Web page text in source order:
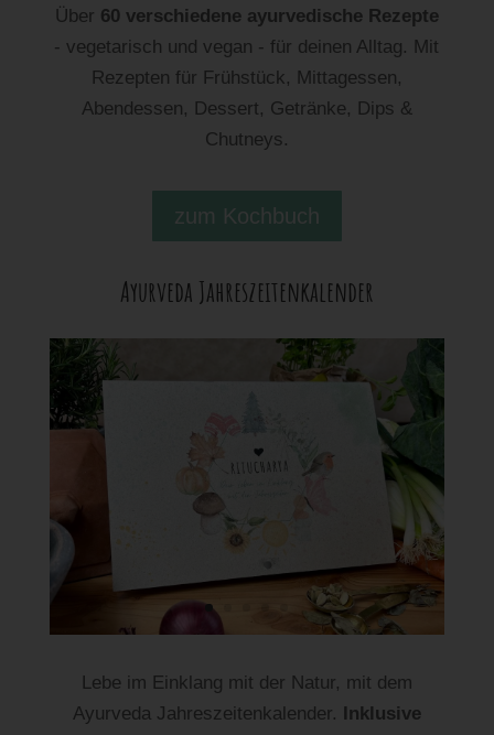
Über 60 verschiedene ayurvedische Rezepte
- vegetarisch und vegan - für deinen Alltag. Mit
Rezepten für Frühstück, Mittagessen,
Abendessen, Dessert, Getränke, Dips &
Chutneys.
zum Kochbuch
Ayurveda Jahreszeitenkalender
Lebe im Einklang mit der Natur, mit dem
Ayurveda Jahreszeitenkalender. Inklusive